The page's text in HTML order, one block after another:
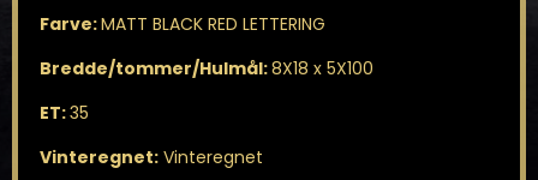
Farve:MATT BLACK RED LETTERING
Bredde/tommer/Hulmål:8X18 x 5X100
ET:35
Vinteregnet:Vinteregnet